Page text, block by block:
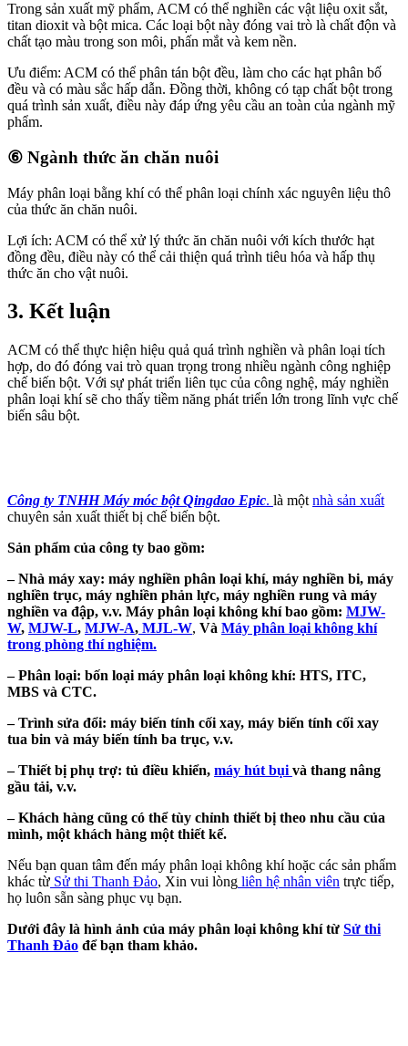
Trong sản xuất mỹ phẩm, ACM có thể nghiền các vật liệu oxit sắt,
titan dioxit và bột mica. Các loại bột này đóng vai trò là chất độn và
chất tạo màu trong son môi, phấn mắt và kem nền.
Ưu điểm: ACM có thể phân tán bột đều, làm cho các hạt phân bố
đều và có màu sắc hấp dẫn. Đồng thời, không có tạp chất bột trong
quá trình sản xuất, điều này đáp ứng yêu cầu an toàn của ngành mỹ
phẩm.
⑥ Ngành thức ăn chăn nuôi
Máy phân loại bằng khí có thể phân loại chính xác nguyên liệu thô
của thức ăn chăn nuôi.
Lợi ích: ACM có thể xử lý thức ăn chăn nuôi với kích thước hạt
đồng đều, điều này có thể cải thiện quá trình tiêu hóa và hấp thụ
thức ăn cho vật nuôi.
3. Kết luận
ACM có thể thực hiện hiệu quả quá trình nghiền và phân loại tích
hợp, do đó đóng vai trò quan trọng trong nhiều ngành công nghiệp
chế biến bột. Với sự phát triển liên tục của công nghệ, máy nghiền
phân loại khí sẽ cho thấy tiềm năng phát triển lớn trong lĩnh vực chế
biến sâu bột.
Công ty TNHH Máy móc bột Qingdao Epic. là một nhà sản xuất
chuyên sản xuất thiết bị chế biến bột.
Sản phẩm của công ty bao gồm:
–Nhà máy xay: máy nghiền phân loại khí, máy nghiền bi, máy
nghiền trục, máy nghiền phản lực, máy nghiền rung và máy
nghiền va đập, v.v. Máy phân loại không khí bao gồm: MJW-
W, MJW-L, MJW-A, MJL-W, Và Máy phân loại không khí
trong phòng thí nghiệm.
–Phân loại: bốn loại máy phân loại không khí: HTS, ITC,
MBS và CTC.
–Trình sửa đổi: máy biến tính cối xay, máy biến tính cối xay
tua bin và máy biến tính ba trục, v.v.
–Thiết bị phụ trợ: tủ điều khiển, máy hút bụi và thang nâng
gầu tải, v.v.
–Khách hàng cũng có thể tùy chỉnh thiết bị theo nhu cầu của
mình, một khách hàng một thiết kế.
Nếu bạn quan tâm đến máy phân loại không khí hoặc các sản phẩm
khác từ Sử thi Thanh Đảo, Xin vui lòng liên hệ nhân viên trực tiếp,
họ luôn sẵn sàng phục vụ bạn.
Dưới đây là hình ảnh của máy phân loại không khí từ Sử thi
Thanh Đảo để bạn tham khảo.